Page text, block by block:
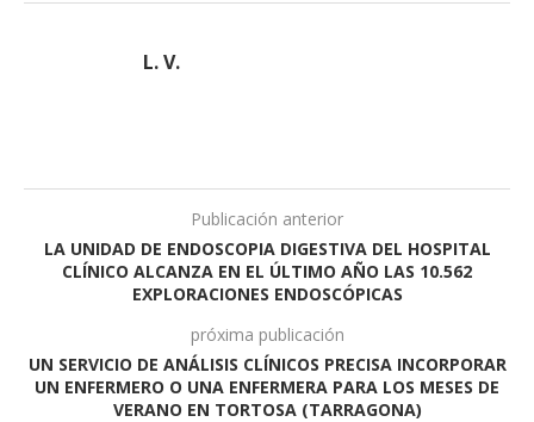
L. V.
Publicación anterior
LA UNIDAD DE ENDOSCOPIA DIGESTIVA DEL HOSPITAL
CLÍNICO ALCANZA EN EL ÚLTIMO AÑO LAS 10.562
EXPLORACIONES ENDOSCÓPICAS
próxima publicación
UN SERVICIO DE ANÁLISIS CLÍNICOS PRECISA INCORPORAR
UN ENFERMERO O UNA ENFERMERA PARA LOS MESES DE
VERANO EN TORTOSA (TARRAGONA)